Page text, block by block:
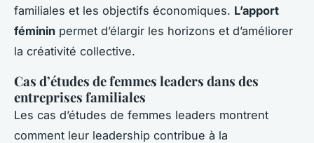
familiales et les objectifs économiques. L’apport
féminin permet d’élargir les horizons et d’améliorer
la créativité collective.
Cas d’études de femmes leaders dans des
entreprises familiales
Les cas d’études de femmes leaders montrent
comment leur leadership contribue à la